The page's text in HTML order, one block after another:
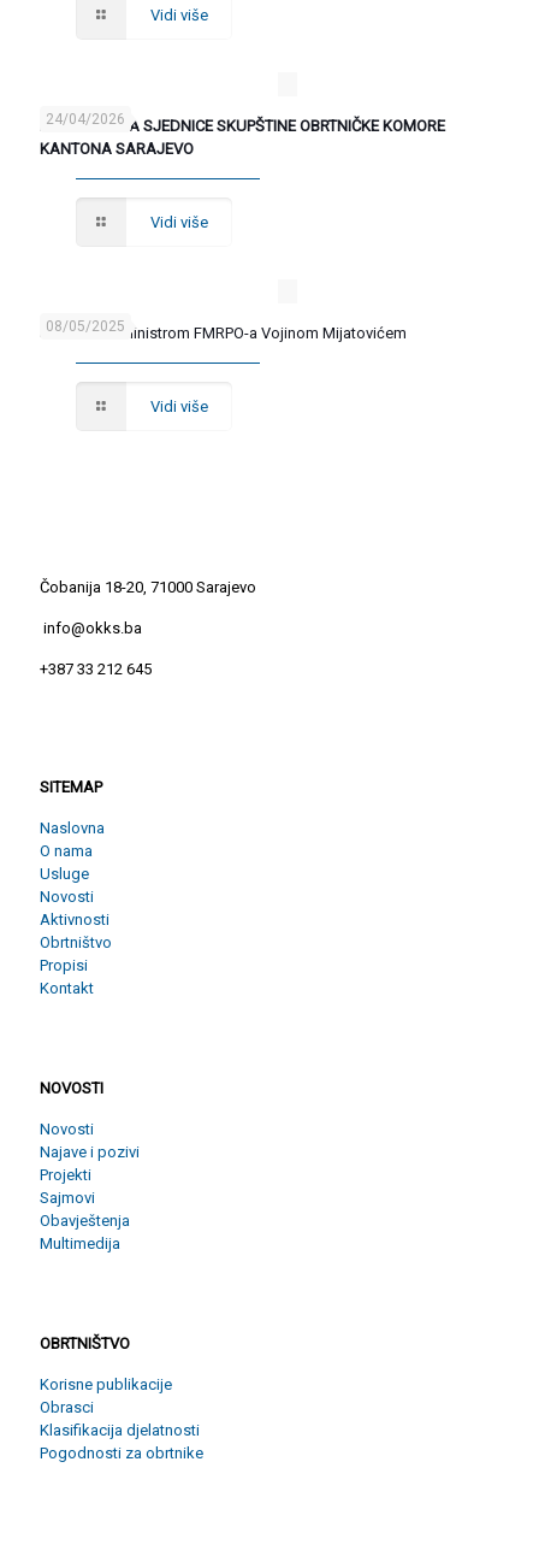
Vidi više
24/04/2026
IZVJEŠTAJ SA SJEDNICE SKUPŠTINE OBRTNIČKE KOMORE
KANTONA SARAJEVO
Vidi više
08/05/2025
Sastanak s Ministrom FMRPO-a Vojinom Mijatovićem
Vidi više
Čobanija 18-20, 71000 Sarajevo
info@okks.ba
+387 33 212 645
SITEMAP
Naslovna
O nama
Usluge
Novosti
Aktivnosti
Obrtništvo
Propisi
Kontakt
NOVOSTI
Novosti
Najave i pozivi
Projekti
Sajmovi
Obavještenja
Multimedija
OBRTNIŠTVO
Korisne publikacije
Obrasci
Klasifikacija djelatnosti
Pogodnosti za obrtnike